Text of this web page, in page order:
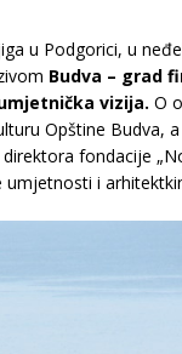
u Podgorici, u
Budva – grad
vizija. O
Opštine Budva,
fondacije
i